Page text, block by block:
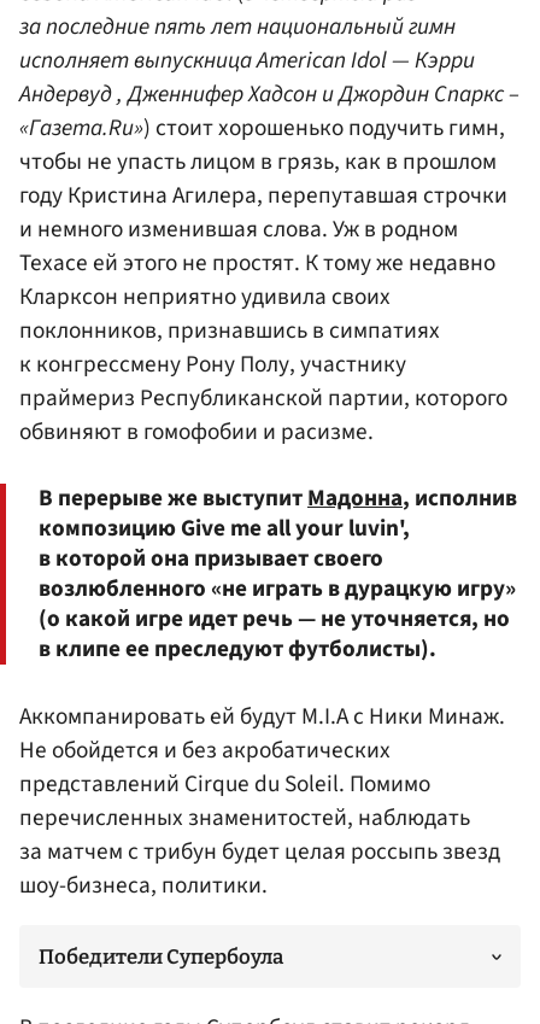
за последние пять лет национальный гимн
исполняет выпускница American Idol —Кэрри
Андервуд,Дженнифер Хадсони Джордин Спаркс –
«Газета.Ru») стоит хорошенько подучить гимн,
чтобы не упасть лицом в грязь, как в прошлом
годуКристина Агилера, перепутавшая строчки
и немного изменившая слова. Уж в родном
Техасе ей этого не простят. К тому же недавно
Кларксон неприятно удивила своих
поклонников, признавшись в симпатиях
к конгрессменуРону Полу, участнику
праймериз Республиканской партии, которого
обвиняют в гомофобии и расизме.
В перерыве же выступитМадонна, исполнив
композицию Give me all your luvin',
в которой она призывает своего
возлюбленного «не играть в дурацкую игру»
(о какой игре идет речь — не уточняется, но
в клипе ее преследуют футболисты).
Аккомпанировать ей будут M.I.A с Ники Минаж.
Не обойдется и без акробатических
представлений Cirque du Soleil. Помимо
перечисленных знаменитостей, наблюдать
за матчем с трибун будет целая россыпь звезд
шоу-бизнеса, политики.
Победители Супербоула